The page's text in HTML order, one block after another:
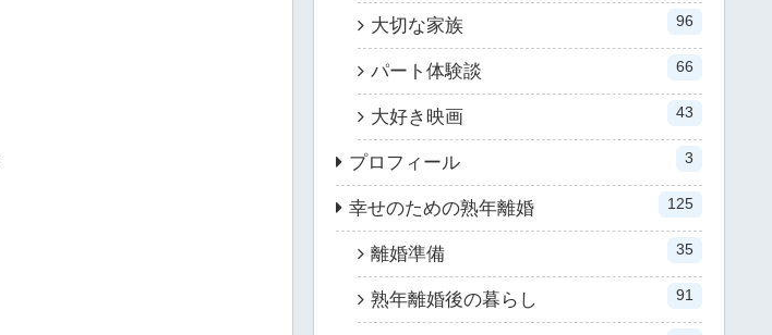
大切な家族 96
パート体験談 66
大好き映画 43
プロフィール 3
幸せのための熟年離婚 125
離婚準備 35
熟年離婚後の暮らし 91